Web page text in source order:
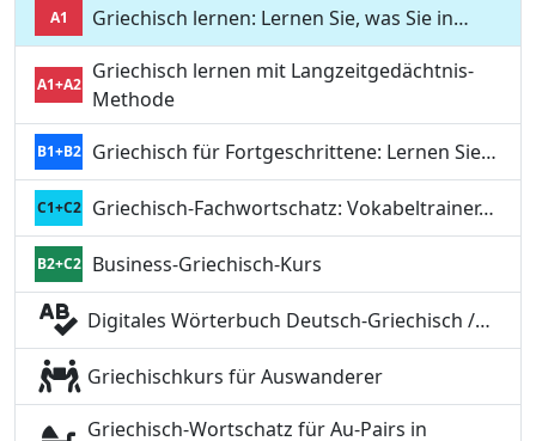
A1 Griechisch lernen: Lernen Sie, was Sie in…
A1+A2
Griechisch lernen mit Langzeitgedächtnis-
Methode
B1+B2 Griechisch für Fortgeschrittene: Lernen Sie…
C1+C2 Griechisch-Fachwortschatz: Vokabeltrainer…
B2+C2 Business-Griechisch-Kurs
Digitales Wörterbuch Deutsch-Griechisch /…
Griechischkurs für Auswanderer
Griechisch-Wortschatz für Au-Pairs in